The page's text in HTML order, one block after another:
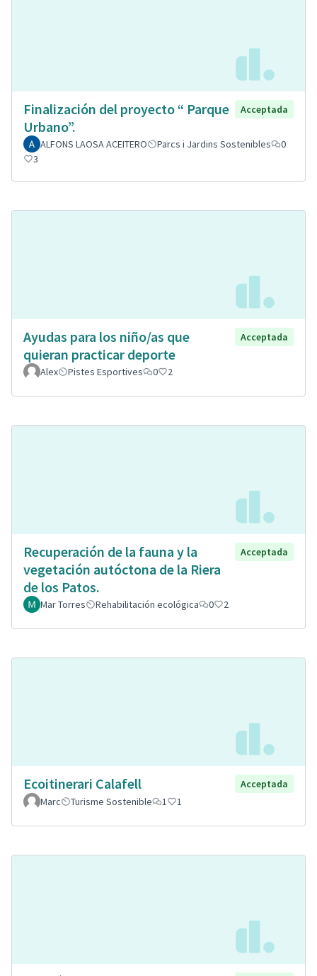
Finalización del proyecto “ Parque
Urbano”.
Acceptada
ALFONS LAOSA ACEITERO Parcs i Jardins Sostenibles
0
3
Ayudas para los niño/as que
quieran practicar deporte
Acceptada
Alex Pistes Esportives 0 2
Recuperación de la fauna y la
vegetación autóctona de la Riera
de los Patos.
Acceptada
Mar Torres Rehabilitación ecológica 0 2
Ecoitinerari Calafell
Acceptada
Marc
Turisme Sostenible 1 1